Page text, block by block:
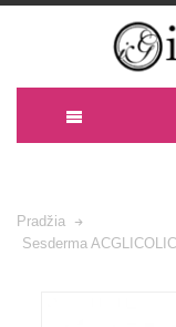
Pradžia
Sesderma